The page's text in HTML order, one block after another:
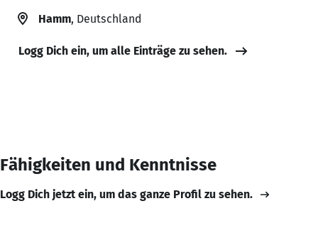
Hamm, Deutschland
Logg Dich ein, um alle Einträge zu sehen.
Fähigkeiten und Kenntnisse
Logg Dich jetzt ein, um das ganze Profil zu sehen.